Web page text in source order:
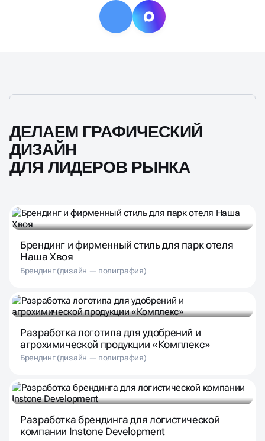
ДЕЛАЕМ ГРАФИЧЕСКИЙ
ДИЗАЙН
ДЛЯ ЛИДЕРОВ РЫНКА
Брендинг и фирменный стиль для парк отеля
Наша Хвоя
Брендинг (дизайн — полиграфия)
Разработка логотипа для удобрений и
агрохимической продукции «Комплекс»
Брендинг (дизайн — полиграфия)
Разработка брендинга для логистической
компании Instone Development